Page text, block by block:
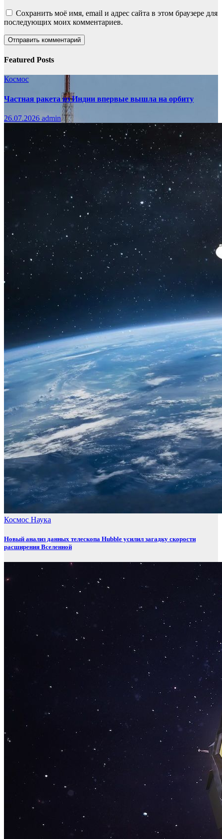
Сохранить моё имя, email и адрес сайта в этом браузере для
последующих моих комментариев.
Featured Posts
Космос
Частная ракета из Индии впервые вышла на орбиту
26.07.2026 admin
Космос Наука
Новый анализ данных телескопа Hubble усилил загадку скорости
расширения Вселенной